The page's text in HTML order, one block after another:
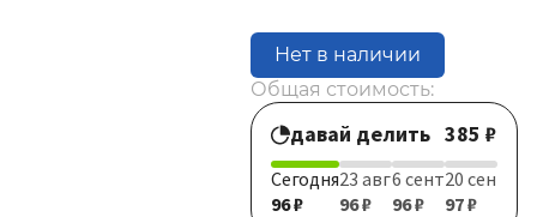
Нет в наличии
Общая стоимость:
давай делить 385 ₽
Сегодня
96 ₽
23 авг
96 ₽
6 сент
96 ₽
20 сен
97 ₽